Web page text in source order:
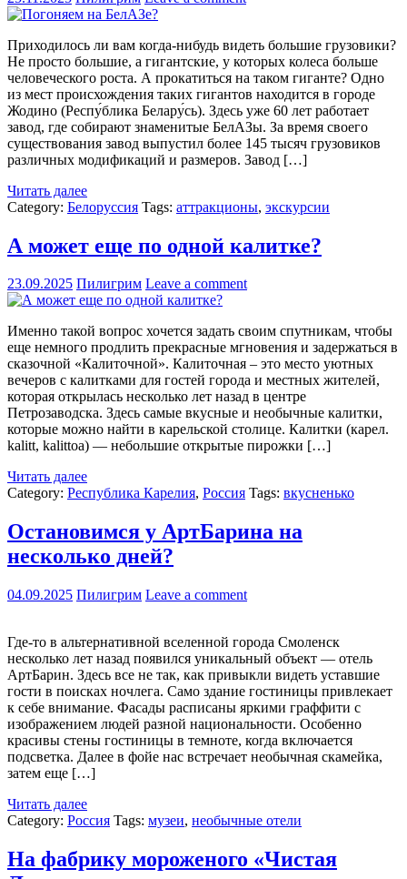
Приходилось ли вам когда-нибудь видеть большие грузовики?
Не просто большие, а гигантские, у которых колеса больше
человеческого роста. А прокатиться на таком гиганте? Одно
из мест происхождения таких гигантов находится в городе
Жодино (Респу́блика Белару́сь). Здесь уже 60 лет работает
завод, где собирают знаменитые БелАЗы. За время своего
существования завод выпустил более 145 тысяч грузовиков
различных модификаций и размеров. Завод […]
Читать далее
Category: Белоруссия Tags: аттракционы, экскурсии
А может еще по одной калитке?
23.09.2025 Пилигрим Leave a comment
Именно такой вопрос хочется задать своим спутникам, чтобы
еще немного продлить прекрасные мгновения и задержаться в
сказочной «Калиточной». Калиточная – это место уютных
вечеров с калитками для гостей города и местных жителей,
которая открылась несколько лет назад в центре
Петрозаводска. Здесь самые вкусные и необычные калитки,
которые можно найти в карельской столице. Калитки (карел.
kalitt, kalittoa) — небольшие открытые пирожки […]
Читать далее
Category: Республика Карелия, Россия Tags: вкусненько
Остановимся у АртБарина на
несколько дней?
04.09.2025 Пилигрим Leave a comment
Где-то в альтернативной вселенной города Смоленск
несколько лет назад появился уникальный объект — отель
АртБарин. Здесь все не так, как привыкли видеть уставшие
гости в поисках ночлега. Само здание гостиницы привлекает
к себе внимание. Фасады расписаны яркими граффити с
изображением людей разной национальности. Особенно
красивы стены гостиницы в темноте, когда включается
подсветка. Далее в фойе нас встречает необычная скамейка,
затем еще […]
Читать далее
Category: Россия Tags: музеи, необычные отели
На фабрику мороженого «Чистая